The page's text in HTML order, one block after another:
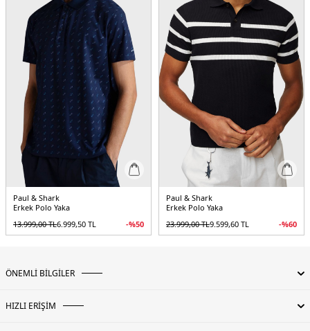
Paul & Shark
Erkek Polo Yaka
13.999,00TL6.999,50 TL -%50
Paul & Shark
Erkek Polo Yaka
23.999,00TL9.599,60 TL -%60
ÖNEMLİ BİLGİLER
HIZLI ERİŞİM